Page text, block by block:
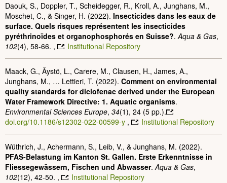
Daouk, S., Doppler, T., Scheidegger, R., Kroll, A., Junghans, M.,
Moschet, C., & Singer, H. (2022). Insecticides dans les eaux de
surface. Quels risques représentent les insecticides
pyréthrinoïdes et organophosphorés en Suisse?.Aqua & Gas,
102(4), 58-66. , Institutional Repository
Maack, G., Äystö, L., Carere, M., Clausen, H., James, A.,
Junghans, M., … Lettieri, T. (2022). Comment on environmental
quality standards for diclofenac derived under the European
Water Framework Directive: 1. Aquatic organisms.
Environmental Sciences Europe, 34(1), 24 (5 pp.).
doi.org/10.1186/s12302-022-00599-y , Institutional Repository
Wüthrich, J., Achermann, S., Leib, V., & Junghans, M. (2022).
PFAS-Belastung im Kanton St. Gallen. Erste Erkenntnisse in
Fliessegewässern, Fischen und Abwasser.Aqua & Gas,
102(12), 42-50. , Institutional Repository